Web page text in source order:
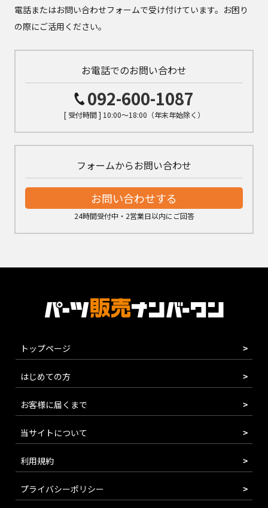
電話またはお問い合わせフォームで受け付けています。お困り
の際にご活用ください。
お電話でのお問い合わせ
092-600-1087
[ 受付時間 ] 10:00～18:00（年末年始除く）
フォームからお問い合わせ
お問い合わせする
24時間受付中・2営業日以内にご回答
トップページ
はじめての方
お客様に届くまで
当サイトについて
利用規約
プライバシーポリシー